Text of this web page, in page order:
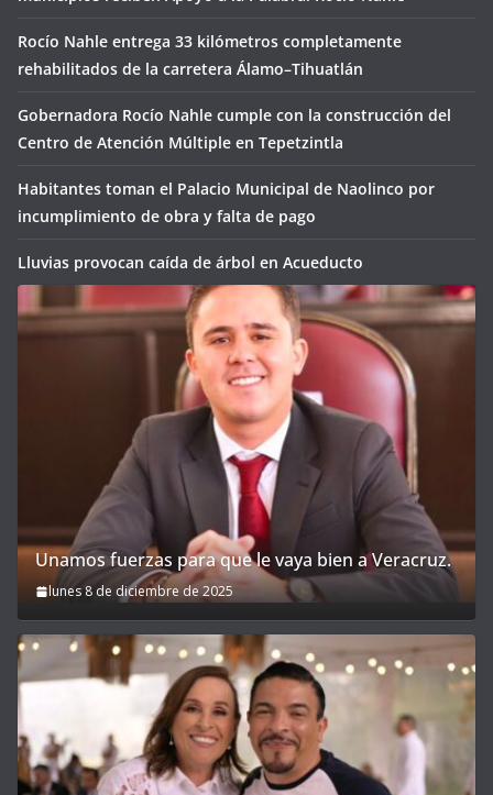
Rocío Nahle entrega 33 kilómetros completamente
rehabilitados de la carretera Álamo–Tihuatlán
Gobernadora Rocío Nahle cumple con la construcción del
Centro de Atención Múltiple en Tepetzintla
Habitantes toman el Palacio Municipal de Naolinco por
incumplimiento de obra y falta de pago
Lluvias provocan caída de árbol en Acueducto
Unamos fuerzas para que le vaya bien a Veracruz.
lunes 8 de diciembre de 2025